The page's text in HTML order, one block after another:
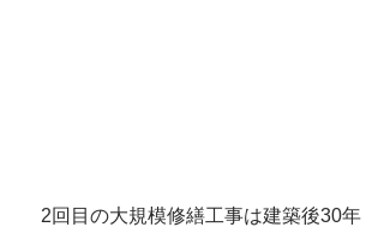
2回目の大規模修繕工事は建築後30年